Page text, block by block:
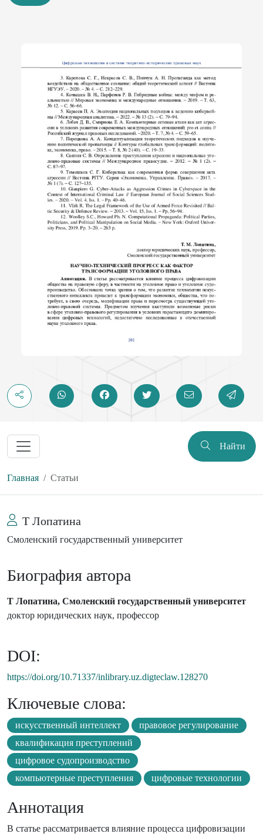
Найти
Главная Статьи
Т Лопатина
Смоленский государственный университет
Биография автора
Т Лопатина, Смоленский государственный университет
доктор юридических наук, профессор
DOI:
https://doi.org/10.71337/inlibrary.uz.digteclaw.128270
Ключевые слова:
искусственный интеллект
правовое регулирование
квалификация преступлений
цифровое судопроизводство
компьютерные преступления
цифровые технологии
Аннотация
В статье рассматривается влияние процесса цифровизации